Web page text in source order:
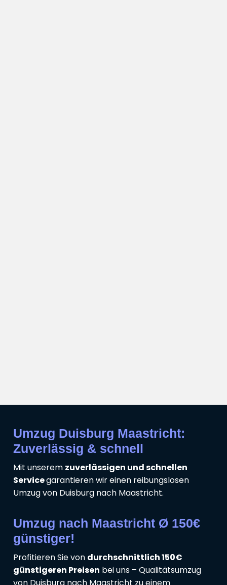
Umzug Duisburg Maastricht:
Zuverlässig & schnell
Mit unserem zuverlässigen und schnellen
Servicegarantieren wir einen reibungslosen
Umzug von Duisburg nach Maastricht.
Umzug nach Maastricht Ø 150€
günstiger!
Profitieren Sie von durchschnittlich 150€
günstigeren Preisen bei uns – Qualitätsumzug
von Duisburg nach Maastricht zu einem